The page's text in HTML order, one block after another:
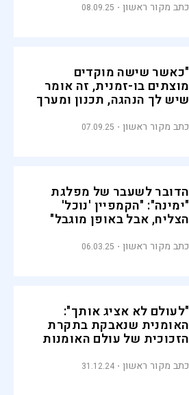
כתב מקור ראשון 08.09.25
"כאשר שישה מוקדים
מוצתים בו-זמנית, זה אומר
שיש לך הנהגה, תכנון ומערך
כתב מקור ראשון 07.09.25
הדובר לשעבר של מפלגת
"ימינה": "הקמפיין 'נוכל'
הצליח, אבל באופן מוגבל"
כתב מקור ראשון 06.03.25
"לעולם לא אציג אותך":
האומנית שנאבקת בתקרת
הזכוכית של עולם האומנות
כתב מקור ראשון 31.12.24